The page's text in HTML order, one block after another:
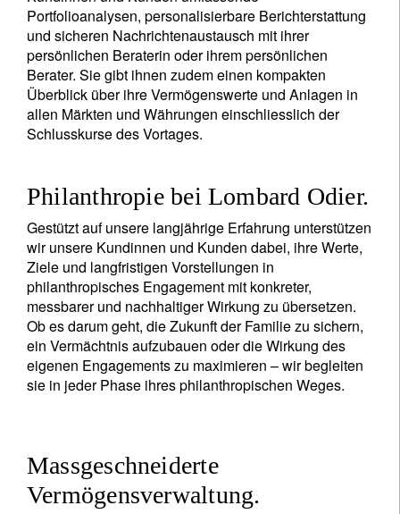
Portfolioanalysen, personalisierbare Berichterstattung
und sicheren Nachrichtenaustausch mit ihrer
persönlichen Beraterin oder ihrem persönlichen
Berater. Sie gibt ihnen zudem einen kompakten
Überblick über ihre Vermögenswerte und Anlagen in
allen Märkten und Währungen einschliesslich der
Schlusskurse des Vortages.
Philanthropie bei Lombard Odier.
Gestützt auf unsere langjährige Erfahrung unterstützen
wir unsere Kundinnen und Kunden dabei, ihre Werte,
Ziele und langfristigen Vorstellungen in
philanthropisches Engagement mit konkreter,
messbarer und nachhaltiger Wirkung zu übersetzen.
Ob es darum geht, die Zukunft der Familie zu sichern,
ein Vermächtnis aufzubauen oder die Wirkung des
eigenen Engagements zu maximieren – wir begleiten
sie in jeder Phase ihres philanthropischen Weges.
Massgeschneiderte
Vermögensverwaltung.